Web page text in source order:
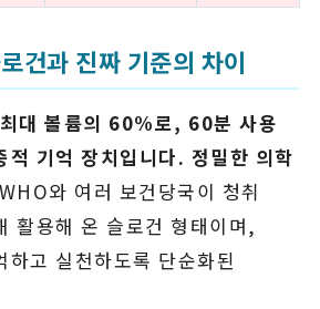
건과 진짜 기준의 차이
대 볼륨의 60%로, 60분 사용
적 기억 장치입니다. 정밀한 의학
WHO와 여러 보건당국이 청취
활용해 온 슬로건 형태이며,
하고 실천하도록 단순화된